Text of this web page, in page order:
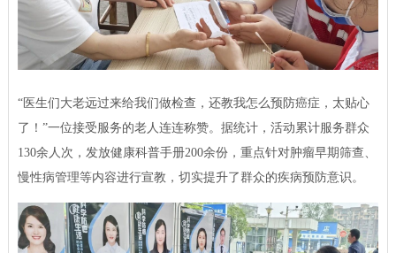
“医生们大老远过来给我们做检查，还教我怎么预防癌症，太贴心
了！”一位接受服务的老人连连称赞。据统计，活动累计服务群众
130余人次，发放健康科普手册200余份，重点针对肿瘤早期筛查、
慢性病管理等内容进行宣教，切实提升了群众的疾病预防意识。